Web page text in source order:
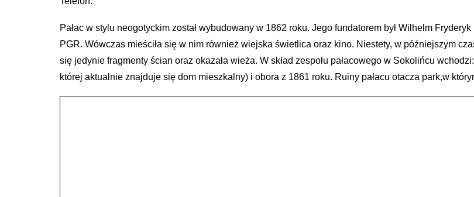
Pałac w stylu neogotyckim został wybudowany w 1862 roku. Jego fundatorem był Wilhelm
PGR. Wówczas mieściła się w nim również wiejska świetlica oraz kino. Niestety, w późniejszym
się jedynie fragmenty ścian oraz okazała wieża. W skład zespołu pałacowego w Sokolińcu
której aktualnie znajduje się dom mieszkalny) i obora z 1861 roku. Ruiny pałacu otacza park,w